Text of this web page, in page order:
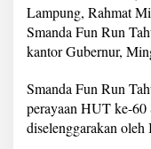
P
e
s
e
t
a
S
m
Lampung, Rahmat
Smanda Fun Run
kantor Gubernur,
Smanda Fun Run
perayaan HUT ke-
diselenggarakan